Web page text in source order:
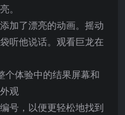
。
加了漂亮的动画。摇动
听他说话。观看巨龙在
个体验中的结果屏幕和
观
号，以便更轻松地找到